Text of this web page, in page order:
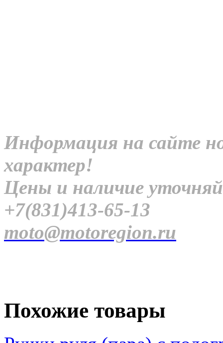
Информация на сайте
характер!
Цены и наличие
+7(831)413-65-13
moto@motoregion.ru
Похожие товары